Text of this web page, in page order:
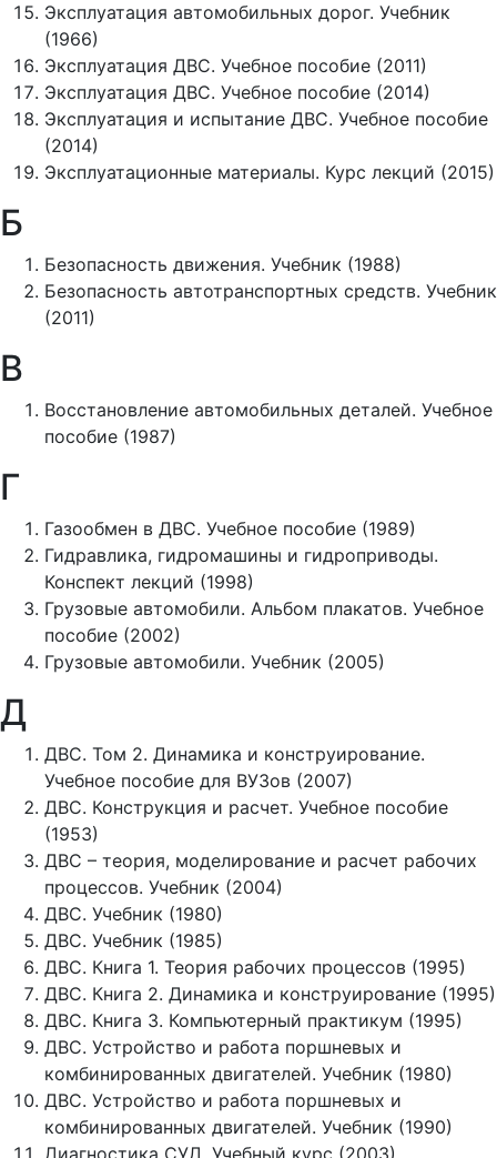
Эксплуатация автомобильных дорог. Учебник
(1966)
Эксплуатация ДВС. Учебное пособие (2011)
Эксплуатация ДВС. Учебное пособие (2014)
Эксплуатация и испытание ДВС. Учебное пособие
(2014)
Эксплуатационные материалы. Курс лекций (2015)
Б
Безопасность движения. Учебник (1988)
Безопасность автотранспортных средств. Учебник
(2011)
В
Восстановление автомобильных деталей. Учебное
пособие (1987)
Г
Газообмен в ДВС. Учебное пособие (1989)
Гидравлика, гидромашины и гидроприводы.
Конспект лекций (1998)
Грузовые автомобили. Альбом плакатов. Учебное
пособие (2002)
Грузовые автомобили. Учебник (2005)
Д
ДВС. Том 2. Динамика и конструирование.
Учебное пособие для ВУЗов (2007)
ДВС. Конструкция и расчет. Учебное пособие
(1953)
ДВС – теория, моделирование и расчет рабочих
процессов. Учебник (2004)
ДВС. Учебник (1980)
ДВС. Учебник (1985)
ДВС. Книга 1. Теория рабочих процессов (1995)
ДВС. Книга 2. Динамика и конструирование (1995)
ДВС. Книга 3. Компьютерный практикум (1995)
ДВС. Устройство и работа поршневых и
комбинированных двигателей. Учебник (1980)
ДВС. Устройство и работа поршневых и
комбинированных двигателей. Учебник (1990)
Диагностика СУД. Учебный курс (2003)